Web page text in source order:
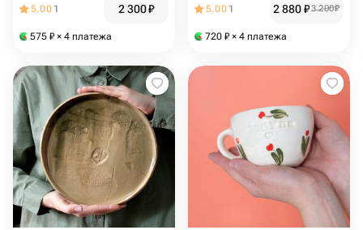
5.00 1 2 300₽
575 ₽ × 4 платежа
5.00 1 2 880₽3 200₽
720 ₽ × 4 платежа